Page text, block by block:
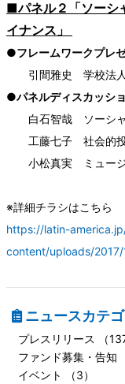
■パネル２「ソーシ
イナンス」
●フレームワークプレ
引間雅史 学校法人
●パネルディスカッシ
白石智哉 ソーシャ
工藤七子 社会的投
小松真実 ミュージ
※詳細チラシはこちら
https://latin-
content/uploads/2017/
ニュースカテゴ
プレスリリース （137
ファンド募集・告知
イベント （3）